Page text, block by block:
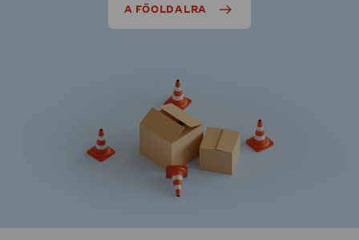
A FŐOLDALRA